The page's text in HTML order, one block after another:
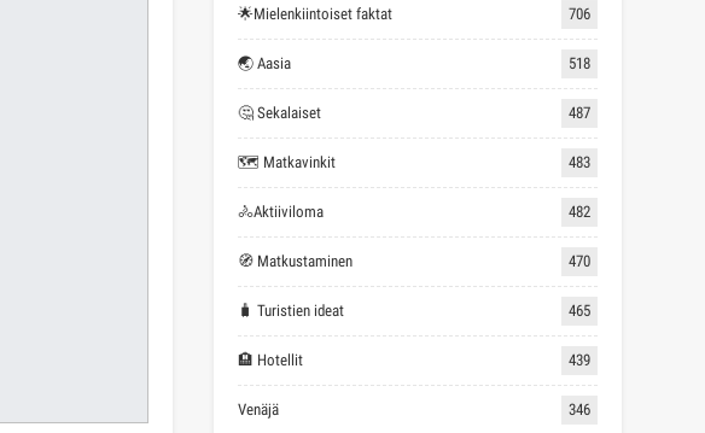
🌟Mielenkiintoiset faktat 706
🌏 Aasia 518
🤔 Sekalaiset 487
🗺 Matkavinkit 483
🚴Aktiiviloma 482
🧭 Matkustaminen 470
🧳 Turistien ideat 465
🏨 Hotellit 439
Venäjä 346